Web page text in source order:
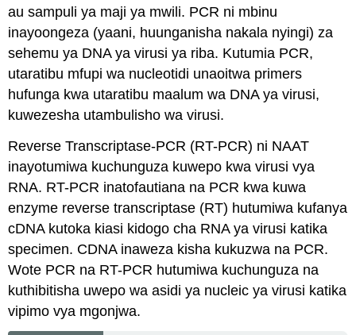
au sampuli ya maji ya mwili. PCR ni mbinu
inayoongeza (yaani, huunganisha nakala nyingi) za
sehemu ya DNA ya virusi ya riba. Kutumia PCR,
utaratibu mfupi wa nucleotidi unaoitwa primers
hufunga kwa utaratibu maalum wa DNA ya virusi,
kuwezesha utambulisho wa virusi.
Reverse Transcriptase-PCR (RT-PCR) ni NAAT
inayotumiwa kuchunguza kuwepo kwa virusi vya
RNA. RT-PCR inatofautiana na PCR kwa kuwa
enzyme reverse transcriptase (RT) hutumiwa kufanya
cDNA kutoka kiasi kidogo cha RNA ya virusi katika
specimen. CDNA inaweza kisha kukuzwa na PCR.
Wote PCR na RT-PCR hutumiwa kuchunguza na
kuthibitisha uwepo wa asidi ya nucleic ya virusi katika
vipimo vya mgonjwa.